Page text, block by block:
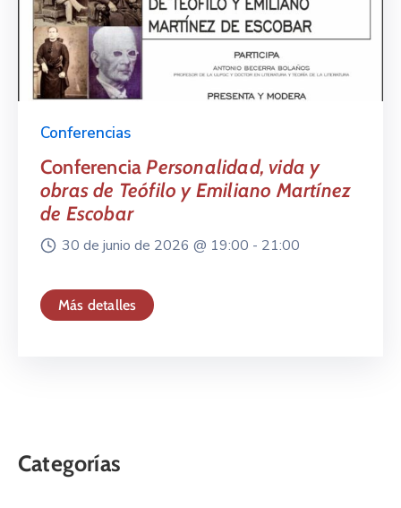
Conferencias
ConferenciaPersonalidad, vida y
obras de Teófilo y Emiliano Martínez
de Escobar
30 de junio de 2026 @ 19:00 - 21:00
Más detalles